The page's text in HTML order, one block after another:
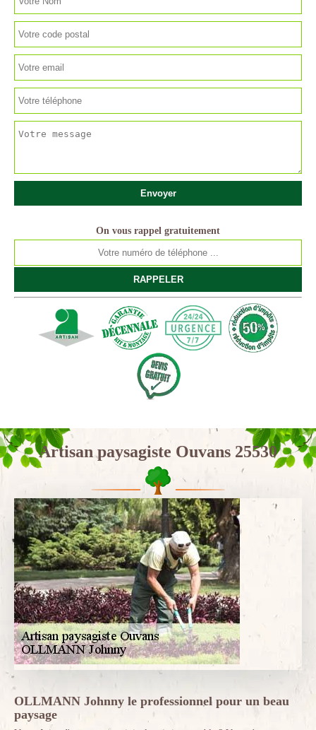
On vous rappel gratuitement
Artisan paysagiste Ouvans 25530
OLLMANN Johnny le professionnel pour un beau
paysage